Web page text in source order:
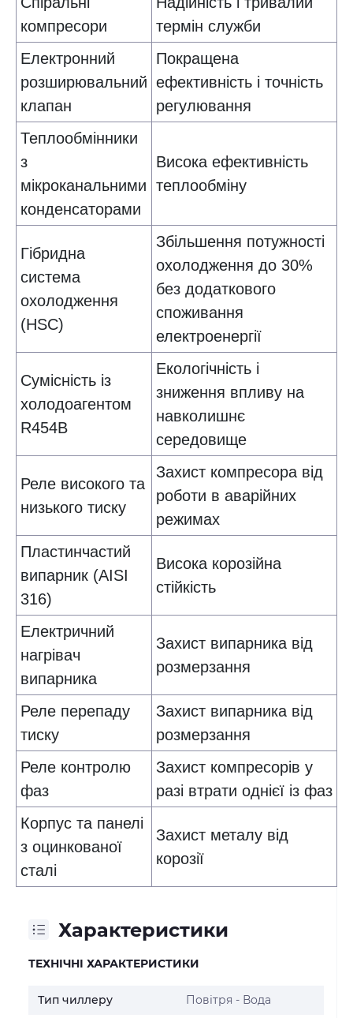
компресори
термін служби
Електронний
розширювальний
клапан
Покращена
ефективність і точність
регулювання
Теплообмінники
з
мікроканальними
конденсаторами
Висока ефективність
теплообміну
Гібридна
система
охолодження
(HSC)
Збільшення потужності
охолодження до 30%
без додаткового
споживання
електроенергії
Сумісність із
холодоагентом
R454B
Екологічність і
зниження впливу на
навколишнє
середовище
Реле високого та
низького тиску
Захист компресора від
роботи в аварійних
режимах
Пластинчастий
випарник (AISI
316)
Висока корозійна
стійкість
Електричний
нагрівач
випарника
Захист випарника від
розмерзання
Реле перепаду
тиску
Захист випарника від
розмерзання
Реле контролю
фаз
Захист компресорів у
разі втрати однієї із фаз
Корпус та панелі
з оцинкованої
сталі
Захист металу від
корозії
Характеристики
ТЕХНІЧНІ ХАРАКТЕРИСТИКИ
Тип чиллеру Повітря - Вода